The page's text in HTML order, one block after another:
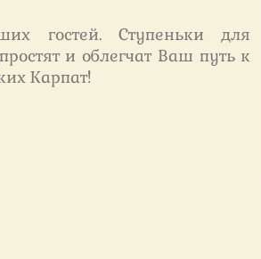
гостей. Ступеньки для
и облегчат Ваш путь к
Карпат!